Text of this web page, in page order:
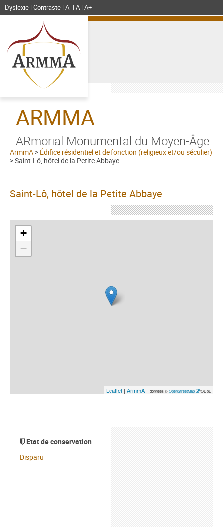
Dyslexie Contraste A- A A+
ARMMA
ARmorial Monumental du Moyen-Âge
ArmmA > Édifice résidentiel et de fonction (religieux et/ou séculier)
>Saint-Lô, hôtel de la Petite Abbaye
Saint-Lô, hôtel de la Petite Abbaye
+
−
Leaflet | ArmmA- données ©OpenStreetMap /ODbL
Etat de conservation
Disparu